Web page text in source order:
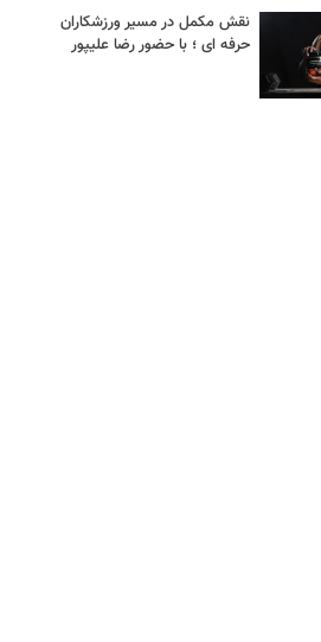
نقش مکمل در مسیر ورزشکاران
حرفه ای ؛ با حضور رضا علیپور